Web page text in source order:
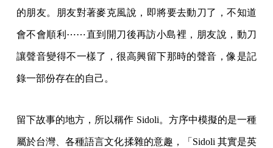
的朋友。朋友對著麥克風說，即將要去動刀了，不知道
會不會順利⋯⋯直到開刀後再訪小島裡，朋友說，動刀
讓聲音變得不一樣了，很高興留下那時的聲音，像是記
錄一部份存在的自己。
留下故事的地方，所以稱作 Sidoli。方序中模擬的是一種
屬於台灣、各種語言文化揉雜的意趣，「Sidoli 其實是英